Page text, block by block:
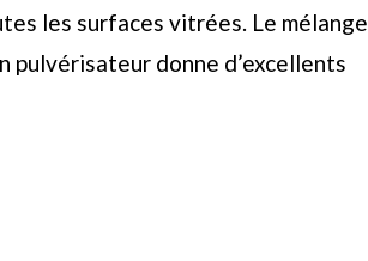
les surfaces vitrées. Le mélange
pulvérisateur donne d’excellents